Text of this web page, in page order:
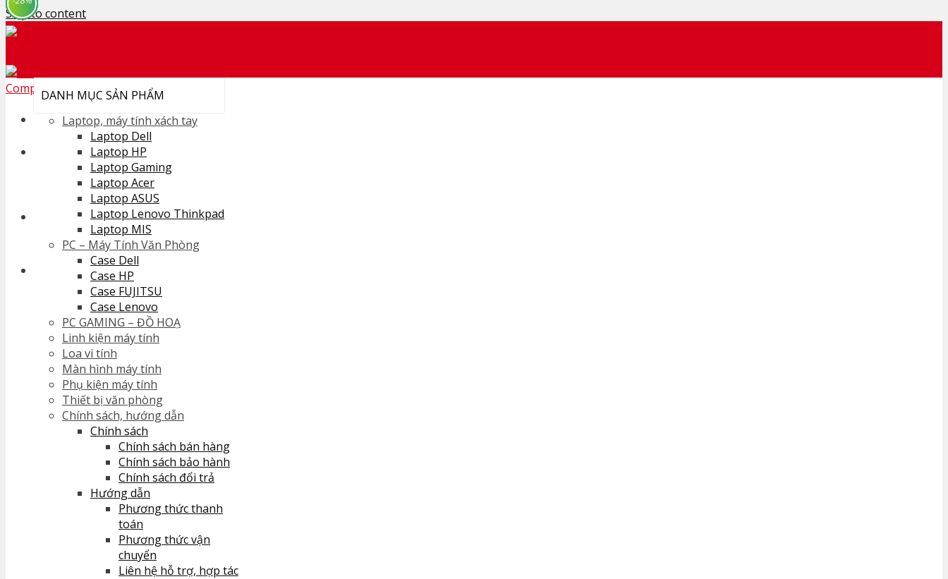
Skip to content
Search for:
0
No products in the cart.
No products in the cart.
DANH MỤC SẢN PHẨM
Laptop, máy tính xách tay
Laptop Dell
Laptop HP
Laptop Gaming
Laptop Acer
Laptop ASUS
Laptop Lenovo Thinkpad
Laptop MIS
PC – Máy Tính Văn Phòng
Case Dell
Case HP
Case FUJITSU
Case Lenovo
PC GAMING – ĐỒ HOẠ
Linh kiện máy tính
Loa vi tính
Màn hình máy tính
Phụ kiện máy tính
Thiết bị văn phòng
Chính sách, hướng dẫn
Chính sách
Chính sách bán hàng
Chính sách bảo hành
Chính sách đổi trả
Hướng dẫn
Phương thức thanh
toán
Phương thức vận
chuyển
Liên hệ hỗ trợ, hợp tác